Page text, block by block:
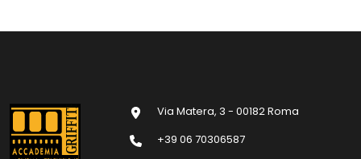
Via Matera, 3 - 00182 Roma
+39 06 70306587